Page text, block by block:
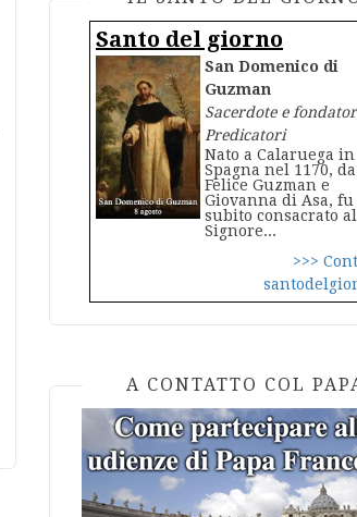
Santo del giorno
San Domenico di
Guzman
Sacerdote e
Predicatori
Nato a Calaruega in
Spagna nel 1170, da
Felice Guzman e
Giovanna di Asa, fu
subito consacrato al
Signore...
>>>
A CONTATTO COL